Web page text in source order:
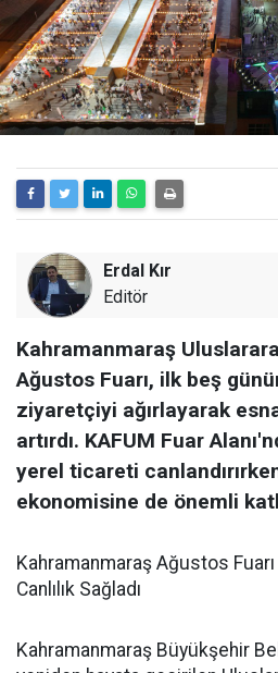
Erdal Kır
Editör
Kahramanmaraş
Ağustos Fuarı, ilk beş
ziyaretçiyi ağırlayarak
artırdı. KAFUM Fuar
yerel ticareti
ekonomisine de önemli
Kahramanmaraş Ağustos
Canlılık Sağladı
Kahramanmaraş Büyükşehir